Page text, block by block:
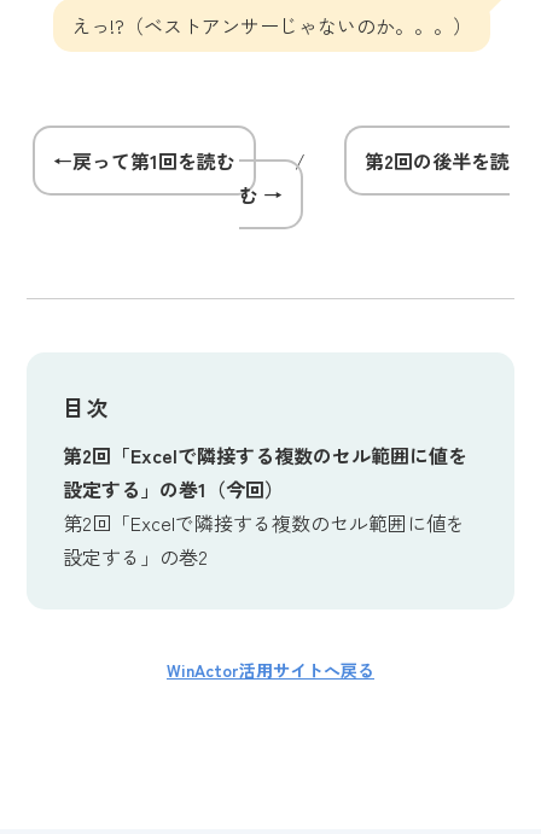
えっ!?（ベストアンサーじゃないのか。。。）
←戻って第1回を読む /
第2回の後半を読
む →
目次
第2回「Excelで隣接する複数のセル範囲に値を
設定する」の巻1（今回）
第2回「Excelで隣接する複数のセル範囲に値を
設定する」の巻2
WinActor活用サイトへ戻る